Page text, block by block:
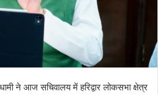
ने आज सचिवालय में हरिद्वार लोकसभा क्षेत्र